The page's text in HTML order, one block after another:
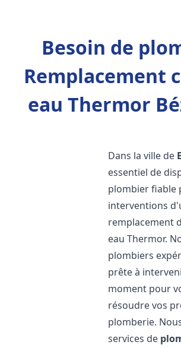
Besoin de
Remplacement
eau Thermor
Dans la ville de
essentiel de
plombier fiable
interventions
remplacement
eau Thermor.
plombiers
prête à
moment pour
résoudre vos
plomberie.
services de